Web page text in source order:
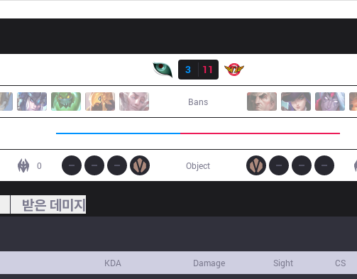
3
11
Bans
0 Object
받은 데미지
KDA Damage Sight CS